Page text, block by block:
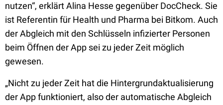
nutzen“, erklärt Alina Hesse gegenüber DocCheck. Sie
ist Referentin für Health und Pharma bei Bitkom. Auch
der Abgleich mit den Schlüsseln infizierter Personen
beim Öffnen der App sei zu jeder Zeit möglich
gewesen.
„Nicht zu jeder Zeit hat die Hintergrundaktualisierung
der App funktioniert, also der automatische Abgleich